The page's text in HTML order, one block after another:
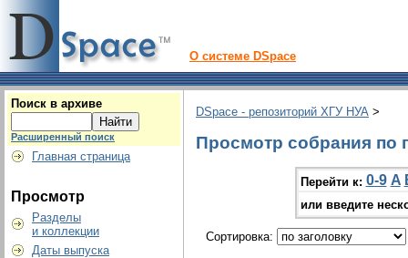
О системе DSpace
Поиск в архиве
Расширенный поиск
Главная страница
Просмотр
Разделы
и коллекции
Даты выпуска
DSpace - репозиторий ХГУ НУА >
Просмотр собрания по
Перейти к: 0-9 A
или введите
Сортировка: